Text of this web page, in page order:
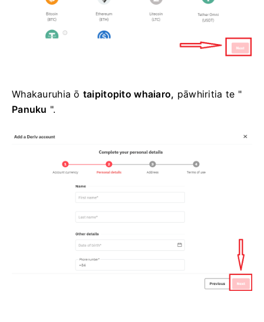
Whakauruhia ō taipitopito whaiaro, pāwhiritia te "
Panuku ".